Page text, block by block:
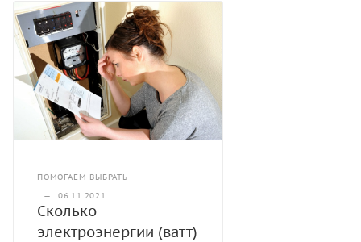
ПОМОГАЕМ ВЫБРАТЬ
—
06.11.2021
Сколько
электроэнергии (ватт)